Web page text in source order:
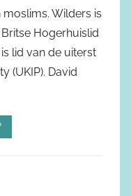
Wilders is
Hogerhuislid
lid van de uiterst
(UKIP). David